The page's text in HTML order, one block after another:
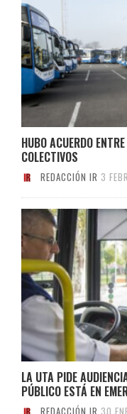
HUBO ACUERDO
COLECTIVOS
REDACCIÓN IR 3
LA UTA PIDE
PÚBLICO ESTÁ EN